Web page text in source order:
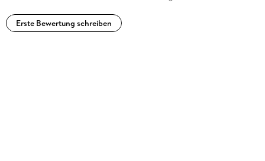
Erste Bewertung schreiben